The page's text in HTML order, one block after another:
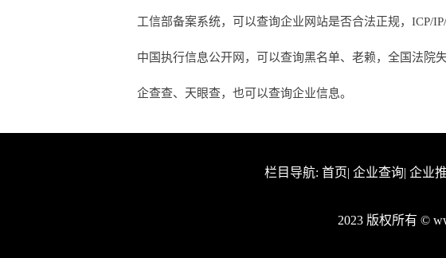
工信部备案系统，可以查询企业网站是否合法正规，ICP/
中国执行信息公开网，可以查询黑名单、老赖，全国法院
企查查、天眼查，也可以查询企业信息。
栏目导航: 首页| 企业查询| 企业
2023 版权所有 ©